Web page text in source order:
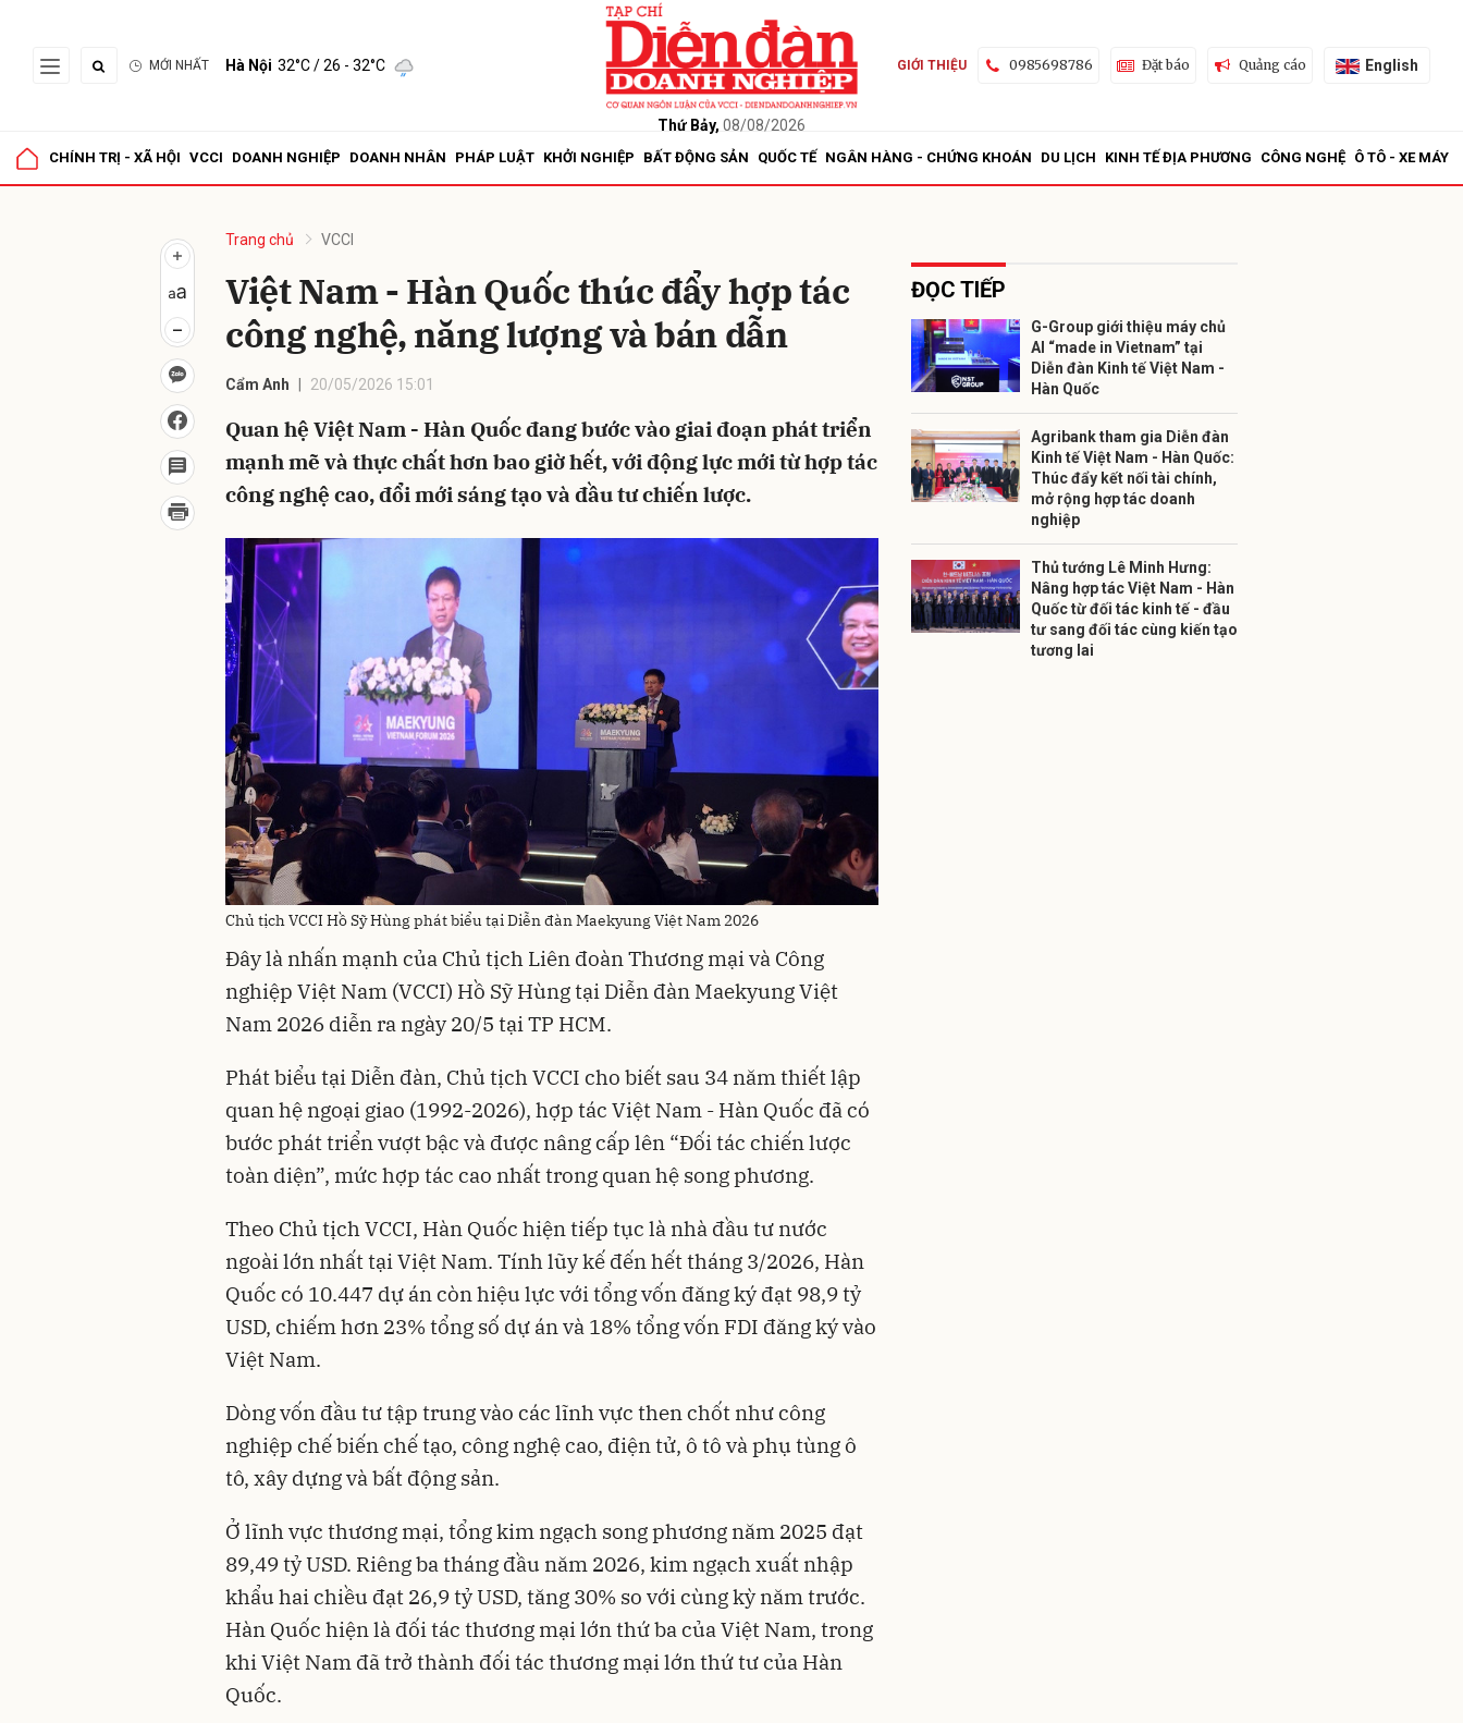
MỚI NHẤT Hà Nội 32°C/ 26 - 32°C
Thứ Bảy, 08/08/2026
GIỚI THIỆU 0985698786 Đặt báo Quảng cáo English
CHÍNH TRỊ - XÃ HỘI VCCI DOANH NGHIỆP DOANH NHÂN PHÁP LUẬT KHỞI NGHIỆP BẤT ĐỘNG SẢN QUỐC TẾ NGÂN HÀNG - CHỨNG KHOÁN DU LỊCH KINH TẾ ĐỊA PHƯƠNG CÔNG NGHỆ Ô TÔ - XE MÁY
Trang chủ VCCI
Việt Nam - Hàn Quốc thúc đẩy hợp tác
công nghệ, năng lượng và bán dẫn
Cẩm Anh 20/05/2026 15:01
Quan hệ Việt Nam - Hàn Quốc đang bước vào giai đoạn phát triển
mạnh mẽ và thực chất hơn bao giờ hết, với động lực mới từ hợp tác
công nghệ cao, đổi mới sáng tạo và đầu tư chiến lược.
Chủ tịch VCCI Hồ Sỹ Hùng phát biểu tại Diễn đàn Maekyung Việt Nam 2026
Đây là nhấn mạnh của Chủ tịch Liên đoàn Thương mại và Công
nghiệp Việt Nam (VCCI) Hồ Sỹ Hùng tại Diễn đàn Maekyung Việt
Nam 2026 diễn ra ngày 20/5 tại TP HCM.
Phát biểu tại Diễn đàn, Chủ tịch VCCI cho biết sau 34 năm thiết lập
quan hệ ngoại giao (1992-2026), hợp tác Việt Nam - Hàn Quốc đã có
bước phát triển vượt bậc và được nâng cấp lên “Đối tác chiến lược
toàn diện”, mức hợp tác cao nhất trong quan hệ song phương.
Theo Chủ tịch VCCI, Hàn Quốc hiện tiếp tục là nhà đầu tư nước
ngoài lớn nhất tại Việt Nam. Tính lũy kế đến hết tháng 3/2026, Hàn
Quốc có 10.447 dự án còn hiệu lực với tổng vốn đăng ký đạt 98,9 tỷ
USD, chiếm hơn 23% tổng số dự án và 18% tổng vốn FDI đăng ký vào
Việt Nam.
Dòng vốn đầu tư tập trung vào các lĩnh vực then chốt như công
nghiệp chế biến chế tạo, công nghệ cao, điện tử, ô tô và phụ tùng ô
tô, xây dựng và bất động sản.
Ở lĩnh vực thương mại, tổng kim ngạch song phương năm 2025 đạt
89,49 tỷ USD. Riêng ba tháng đầu năm 2026, kim ngạch xuất nhập
khẩu hai chiều đạt 26,9 tỷ USD, tăng 30% so với cùng kỳ năm trước.
Hàn Quốc hiện là đối tác thương mại lớn thứ ba của Việt Nam, trong
khi Việt Nam đã trở thành đối tác thương mại lớn thứ tư của Hàn
Quốc.
ĐỌC TIẾP
G-Group giới thiệu máy chủ
AI “made in Vietnam” tại
Diễn đàn Kinh tế Việt Nam -
Hàn Quốc
Agribank tham gia Diễn đàn
Kinh tế Việt Nam - Hàn Quốc:
Thúc đẩy kết nối tài chính,
mở rộng hợp tác doanh
nghiệp
Thủ tướng Lê Minh Hưng:
Nâng hợp tác Việt Nam - Hàn
Quốc từ đối tác kinh tế - đầu
tư sang đối tác cùng kiến tạo
tương lai
Gửi